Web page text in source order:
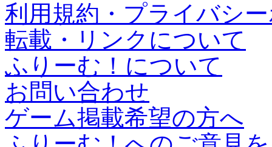
利用規約・プライバシ
転載・リンクについて
ふりーむ！について
お問い合わせ
ゲーム掲載希望の方へ